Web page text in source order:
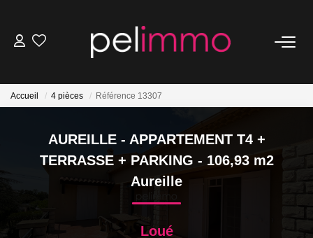
ESTIMATION
Accueil 4 pièces Référence 13307
AUREILLE - APPARTEMENT T4 +
TERRASSE + PARKING - 106,93 m2
Aureille
Loué